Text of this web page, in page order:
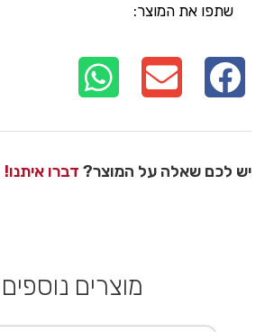
שתפו את המוצר:
יש לכם שאלה על המוצר? דברו איתנו!
מוצרים נוספים